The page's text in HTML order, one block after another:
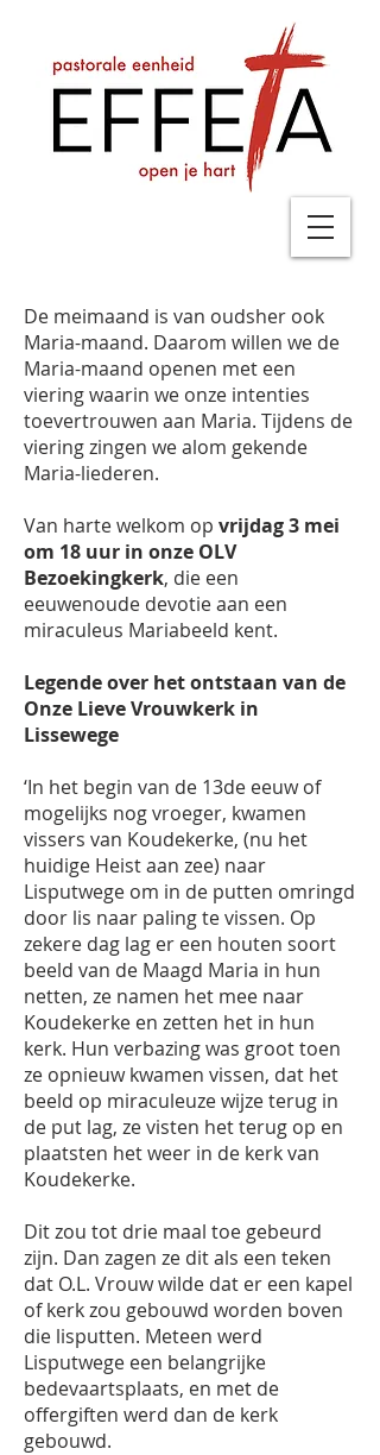
De meimaand is van oudsher ook
Maria-maand. Daarom willen we de
Maria-maand openen met een
viering waarin we onze intenties
toevertrouwen aan Maria. Tijdens de
viering zingen we alom gekende
Maria-liederen.
Van harte welkom op vrijdag 3 mei
om 18 uur in onze OLV
Bezoekingkerk, die een
eeuwenoude devotie aan een
miraculeus Mariabeeld kent.
Legende over het ontstaan van de
Onze Lieve Vrouwkerk in
Lissewege
‘In het begin van de 13de eeuw of
mogelijks nog vroeger, kwamen
vissers van Koudekerke, (nu het
huidige Heist aan zee) naar
Lisputwege om in de putten omringd
door lis naar paling te vissen. Op
zekere dag lag er een houten soort
beeld van de Maagd Maria in hun
netten, ze namen het mee naar
Koudekerke en zetten het in hun
kerk. Hun verbazing was groot toen
ze opnieuw kwamen vissen, dat het
beeld op miraculeuze wijze terug in
de put lag, ze visten het terug op en
plaatsten het weer in de kerk van
Koudekerke.
Dit zou tot drie maal toe gebeurd
zijn. Dan zagen ze dit als een teken
dat O.L. Vrouw wilde dat er een kapel
of kerk zou gebouwd worden boven
die lisputten. Meteen werd
Lisputwege een belangrijke
bedevaartsplaats, en met de
offergiften werd dan de kerk
gebouwd.